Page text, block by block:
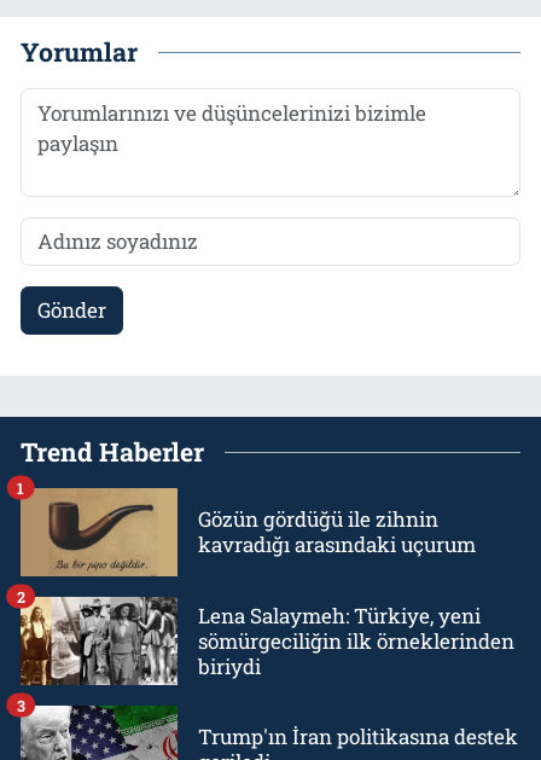
Yorumlar
Gönder
Trend Haberler
Gözün gördüğü ile zihnin
kavradığı arasındaki uçurum
1
Lena Salaymeh: Türkiye, yeni
sömürgeciliğin ilk örneklerinden
biriydi
2
Trump'ın İran politikasına destek
3